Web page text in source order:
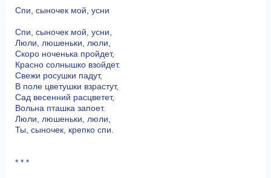
Спи, сыночек мой, усни
Спи, сыночек мой, усни,
Люли, люшеньки, люли,
Скоро ноченька пройдет,
Красно солнышко взойдет.
Свежи росушки падут,
В поле цветушки взрастут,
Сад весенний расцветет,
Вольна пташка запоет.
Люли, люшеньки, люли,
Ты, сыночек, крепко спи.
* * *